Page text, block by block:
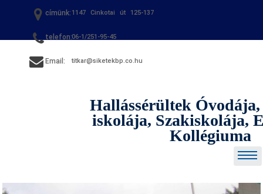
címünk: 1147 Cinkotai út 125-137
telefon:06-1/251-95-45
Email: titkar@siketekbp.co.hu
Hallássérültek
iskolája, Szakiskolája,
Kollégiuma